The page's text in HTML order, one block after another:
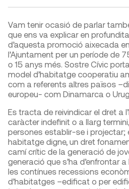
Vam tenir ocasió de parlar
que ens va explicar en
d’aquesta promoció aixecada
l’Ajuntament per un període de
o 15 anys més. Sostre Cívic
model d’habitatge cooperatiu
com a referents altres països
europeu- com Dinamarca o
Es tracta de reivindicar el dret a
caràcter indefinit o a llarg
persones establir-se i projectar;
habitatge digne, un dret
camí crític de la generació de
generació que s’ha d’enfrontar
les contínues recessions
d’habitatges –edificat o per